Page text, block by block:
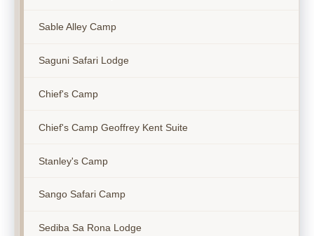
Sable Alley Camp
Saguni Safari Lodge
Chief's Camp
Chief's Camp Geoffrey Kent Suite
Stanley's Camp
Sango Safari Camp
Sediba Sa Rona Lodge